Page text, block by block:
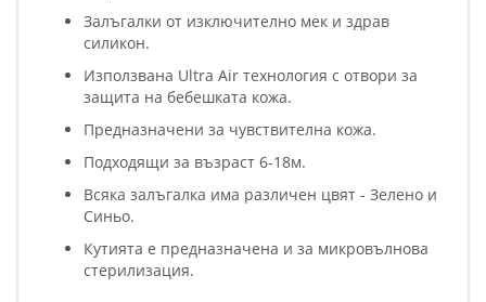
Залъгалки от изключително мек и здрав
силикон.
Използвана Ultra Air технология с отвори за
защита на бебешката кожа.
Предназначени за чувствителна кожа.
Подходящи за възраст 6-18м.
Всяка залъгалка има различен цвят - Зелено и
Синьо.
Кутията е предназначена и за микровълнова
стерилизация.